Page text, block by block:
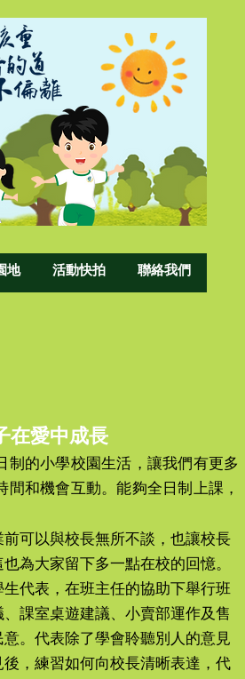
地 活動快拍 聯絡我們
在愛中成長
制的小學校園生活，讓我們有更多
和機會互動。能夠全日制上課，
可以與校長無所不談，也讓校長
為大家留下多一點在校的回憶。
代表，在班主任的協助下舉行班
課室桌遊建議、小賣部運作及售
。代表除了學會聆聽別人的意見
，練習如何向校長清晰表達，代